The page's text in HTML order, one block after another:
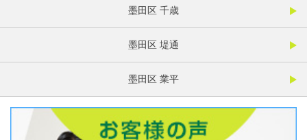
墨田区 千歳
墨田区 堤通
墨田区 業平